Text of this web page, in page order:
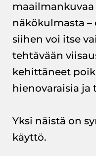
näkökulmasta
siihen voi itse
tehtävään
kehittäneet
hienovaraisia ja
Yksi näistä on
käyttö.